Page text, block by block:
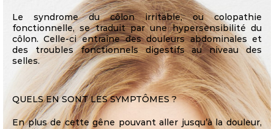
Le syndrome du côlon irritable, ou colopathie
fonctionnelle, se traduit par une hypersensibilité du
côlon. Celle-ci entraîne des douleurs abdominales et
des troubles fonctionnels digestifs au niveau des
selles.
QUELS EN SONT LES SYMPTÔMES ?
En plus de cette gêne pouvant aller jusqu’à la douleur,